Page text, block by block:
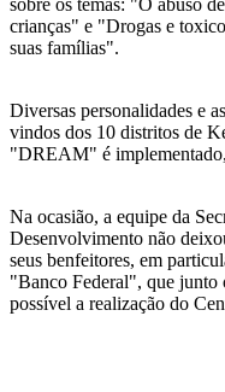
sobre os temas: "O abuso
crianças" e "Drogas e
suas famílias".
Diversas personalidades e
vindos dos 10 distritos de
"DREAM" é
Na ocasião, a equipe da
Desenvolvimento não
seus benfeitores, em
"Banco Federal", que junto
possível a realização do